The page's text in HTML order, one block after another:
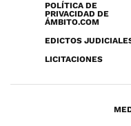
POLÍTICA DE
PRIVACIDAD DE
ÁMBITO.COM
EDICTOS
LICITACIONES